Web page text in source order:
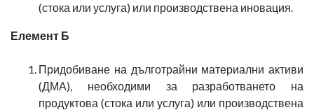
(стока или услуга) или производствена иновация.
Елемент Б
Придобиване на дълготрайни материални активи
(ДМА), необходими за разработването на
продуктова (стока или услуга) или производствена